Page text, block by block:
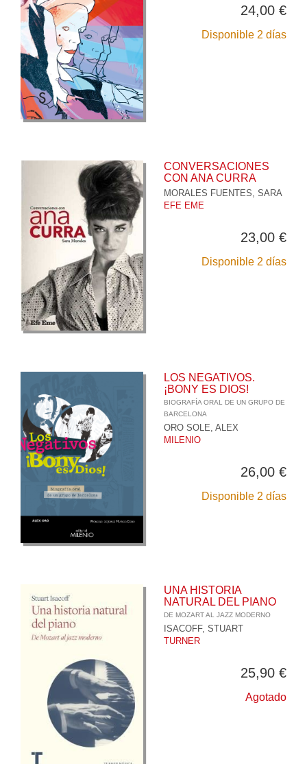
24,00 €
Disponible 2 días
CONVERSACIONES
CON ANA CURRA
MORALES FUENTES, SARA
EFE EME
23,00 €
Disponible 2 días
LOS NEGATIVOS.
¡BONY ES DIOS!
BIOGRAFÍA ORAL DE UN GRUPO DE
BARCELONA
ORO SOLE, ALEX
MILENIO
26,00 €
Disponible 2 días
UNA HISTORIA
NATURAL DEL PIANO
DE MOZART AL JAZZ MODERNO
ISACOFF, STUART
TURNER
25,90 €
Agotado